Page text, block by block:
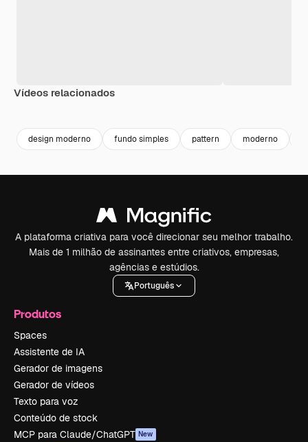
Vídeos relacionados
design moderno fundo simples pattern moderno
A plataforma criativa para você direcionar seu melhor trabalho.
Mais de 1 milhão de assinantes entre criativos, empresas,
agências e estúdios.
Português
Produtos
Spaces
Assistente de IA
Gerador de imagens
Gerador de vídeos
Texto para voz
Conteúdo de stock
MCP para Claude/ChatGPT New